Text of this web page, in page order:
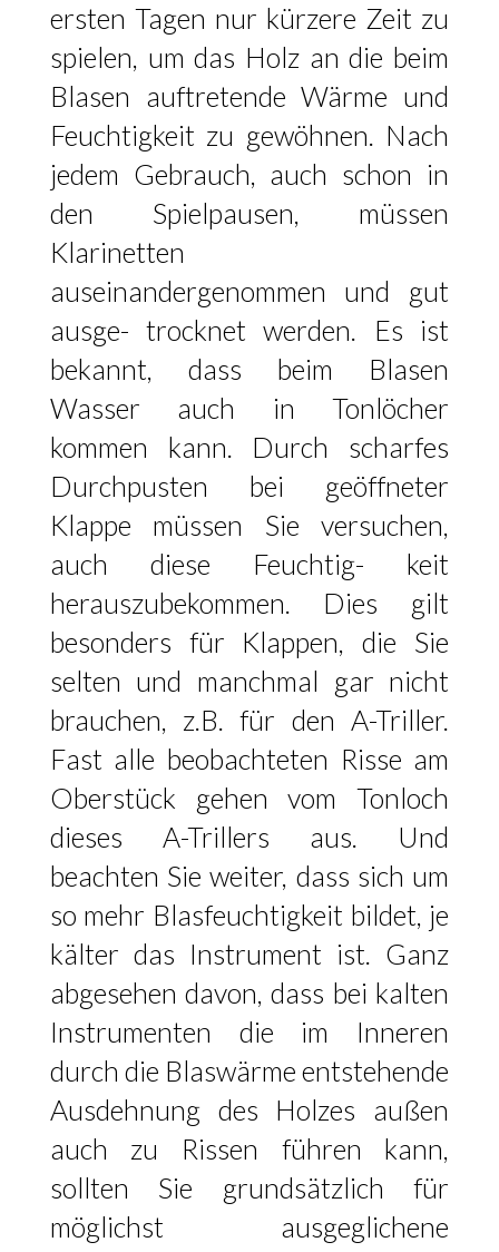
ersten Tagen nur kürzere Zeit zu
spielen, um das Holz an die beim
Blasen auftretende Wärme und
Feuchtigkeit zu gewöhnen. Nach
jedem Gebrauch, auch schon in
den Spielpausen, müssen
Klarinetten
auseinandergenommen und gut
ausge- trocknet werden. Es ist
bekannt, dass beim Blasen
Wasser auch in Tonlöcher
kommen kann. Durch scharfes
Durchpusten bei geöffneter
Klappe müssen Sie versuchen,
auch diese Feuchtig- keit
herauszubekommen. Dies gilt
besonders für Klappen, die Sie
selten und manchmal gar nicht
brauchen, z.B. für den A-Triller.
Fast alle beobachteten Risse am
Oberstück gehen vom Tonloch
dieses A-Trillers aus. Und
beachten Sie weiter, dass sich um
so mehr Blasfeuchtigkeit bildet, je
kälter das Instrument ist. Ganz
abgesehen davon, dass bei kalten
Instrumenten die im Inneren
durch die Blaswärme entstehende
Ausdehnung des Holzes außen
auch zu Rissen führen kann,
sollten Sie grundsätzlich für
möglichst ausgeglichene